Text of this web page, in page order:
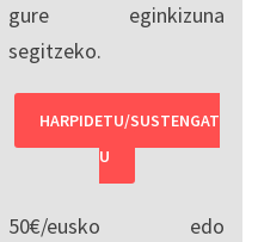
gure eginkizuna
segitzeko.
HARPIDETU/SUSTENGAT
U
50€/eusko edo